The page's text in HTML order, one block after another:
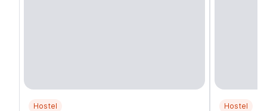
Hostel Hostel